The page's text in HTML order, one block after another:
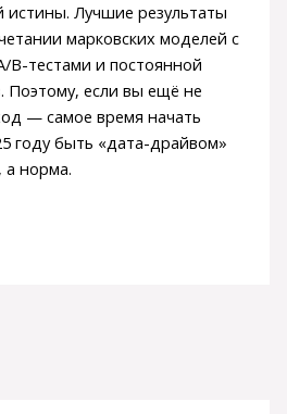
истины. Лучшие результаты
марковских моделей с
B-тестами и постоянной
Поэтому, если вы ещё не
— самое время начать
году быть «дата-драйвом»
норма.